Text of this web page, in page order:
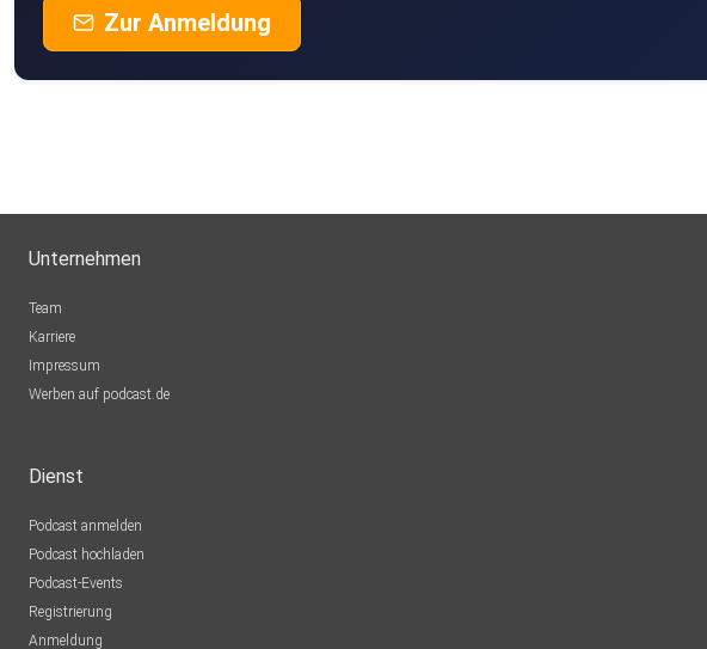
Zur Anmeldung
Unternehmen
Team
Karriere
Impressum
Werben auf podcast.de
Dienst
Podcast anmelden
Podcast hochladen
Podcast-Events
Registrierung
Anmeldung